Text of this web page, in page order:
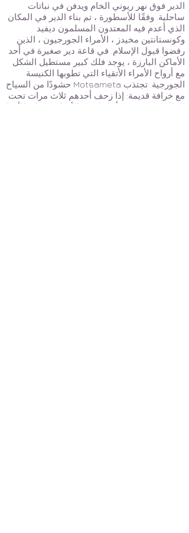
الدير فوق نهر ريوني الخام ويدفن في نباتات
ساحلية. وفقًا للأسطورة ، تم بناء الدير في المكان
الذي أعدم فيه المعتدون المسلمون ديفيد
وكونستانتين مخيدز ، الأمراء الجورجيون ، الذين
رفضوا قبول الإسلام. في قاعة دير صغيرة في أحد
الأماكن البارزة ، يوجد فلك كبير مستطيل الشكل
مع أرواح الأمراء الأتقياء التي تطوبها الكنيسة
الجورجية. تجتذب Motsameta حشودًا من السياح
مع خرافة قديمة: إذا زحف أحدهم ثلاث مرات تحت
الفلك وتمنى رغبة أثناء لمس الأقداس ، فإن الأمراء